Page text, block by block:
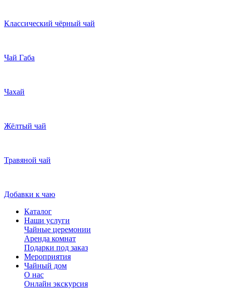
Классический чёрный чай
Чай Габа
Чахай
Жёлтый чай
Травяной чай
Добавки к чаю
Каталог
Наши услуги
Чайные церемонии
Аренда комнат
Подарки под заказ
Мероприятия
Чайный дом
О нас
Онлайн экскурсия